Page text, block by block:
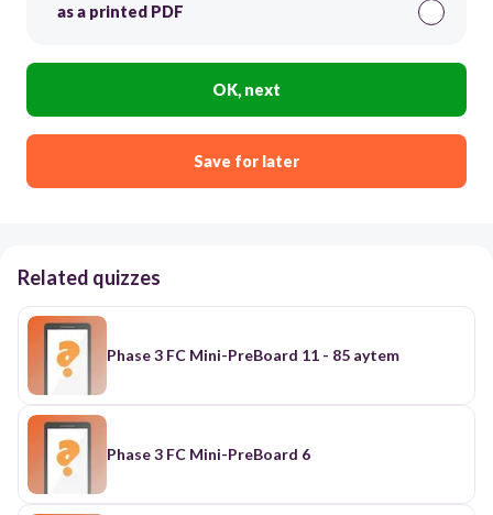
as a printed PDF
OK, next
Save for later
Related quizzes
Phase 3 FC Mini-PreBoard 11 - 85 aytem
Phase 3 FC Mini-PreBoard 6